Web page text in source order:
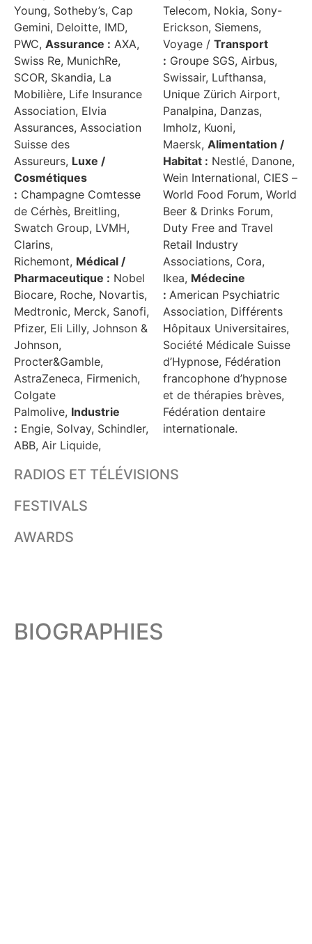
Young, Sotheby’s, Cap
Gemini, Deloitte, IMD,
PWC, Assurance : AXA,
Swiss Re, MunichRe,
SCOR, Skandia, La
Mobilière, Life Insurance
Association, Elvia
Assurances, Association
Suisse des
Assureurs, Luxe /
Cosmétiques
: Champagne Comtesse
de Cérhès, Breitling,
Swatch Group, LVMH,
Clarins,
Richemont, Médical /
Pharmaceutique : Nobel
Biocare, Roche, Novartis,
Medtronic, Merck, Sanofi,
Pfizer, Eli Lilly, Johnson &
Johnson,
Procter&Gamble,
AstraZeneca, Firmenich,
Colgate
Palmolive, Industrie
: Engie, Solvay, Schindler,
ABB, Air Liquide,
Telecom, Nokia, Sony-
Erickson, Siemens,
Voyage / Transport
: Groupe SGS, Airbus,
Swissair, Lufthansa,
Unique Zürich Airport,
Panalpina, Danzas,
Imholz, Kuoni,
Maersk, Alimentation /
Habitat : Nestlé, Danone,
Wein International, CIES –
World Food Forum, World
Beer & Drinks Forum,
Duty Free and Travel
Retail Industry
Associations, Cora,
Ikea, Médecine
: American Psychiatric
Association, Différents
Hôpitaux Universitaires,
Société Médicale Suisse
d’Hypnose, Fédération
francophone d’hypnose
et de thérapies brèves,
Fédération dentaire
internationale.
RADIOS ET TÉLÉVISIONS
FESTIVALS
AWARDS
BIOGRAPHIES